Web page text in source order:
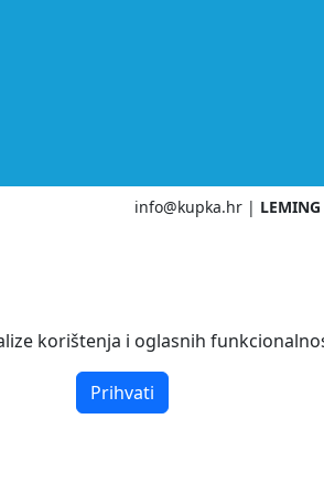
info@kupka.hr |
korištenja i oglasnih
Prihvati